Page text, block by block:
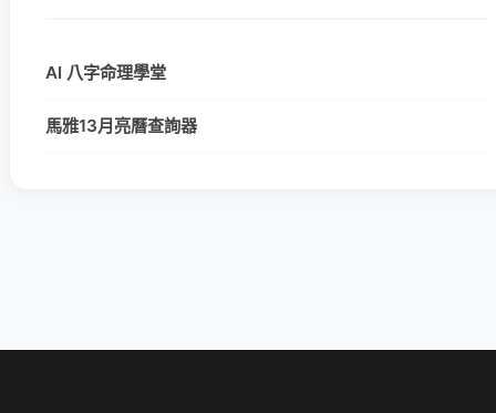
AI 八字命理學堂
馬雅13月亮曆查詢器